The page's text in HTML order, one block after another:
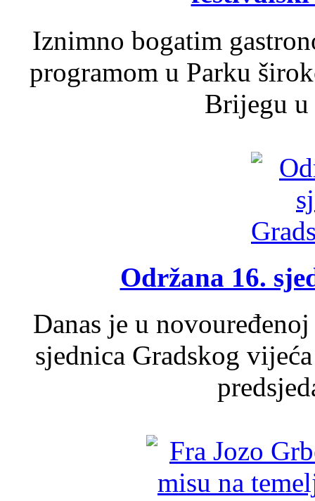
Iznimno bogatim
programom u Parku
Brijegu u
Održana 16.
Danas je u
sjednica Gradskog